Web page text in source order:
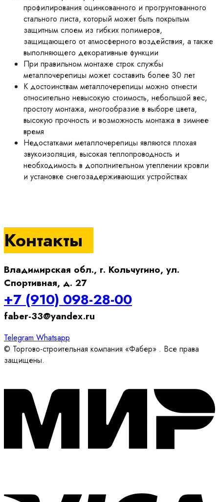
профилирования оцинкованного и прогрунтованного
стального листа, который может быть покрытым
защитным слоем из гибких полимеров,
защищающего от атмосферного воздействия, а также
выполняющего декоративные функции
При правильном монтаже строк службы
металлочерепицы может составить более 30 лет
К достоинствам металлочерепицы можно отнести
относительно невысокую стоимость, небольшой вес,
простоту монтажа, многообразие в выборе цвета,
высокую прочность и возможность монтажа в зимнее
время
Недостатками металлочерепицы являются плохая
звукоизоляция, высокая теплопроводность и
необходимость в дополнительном утеплении кровли
и установке снегозадерживающих устройствах
Контакты
Владимирская обл., г. Кольчугино, ул.
Спортивная, д. 27
+7 (910) 098-28-00
faber-33@yandex.ru
Telegram Whatsapp
© Торгово-строительная компания «Фабер» . Все права
защищены.